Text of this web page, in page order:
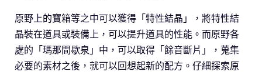
原野上的寶箱等之中可以獲得「特性結晶」，將特性結
晶裝在道具或裝備上，可以提升道具的性能。而原野各
處的「瑪那間歇泉」中，可以取得「餘音斷片」，蒐集
必要的素材之後，就可以回想起新的配方。仔細探索原